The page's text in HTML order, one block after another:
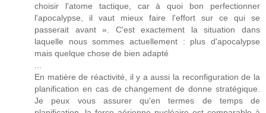
choisir l'atome tactique, car à quoi bon perfectionner
l'apocalypse, il vaut mieux faire l'effort sur ce qui se
passerait avant ». C'est exactement la situation dans
laquelle nous sommes actuellement : plus d'apocalypse
mais quelque chose de bien adapté
En matière de réactivité, il y a aussi la reconfiguration de la
planification en cas de changement de donne stratégique.
Je peux vous assurer qu'en termes de temps de